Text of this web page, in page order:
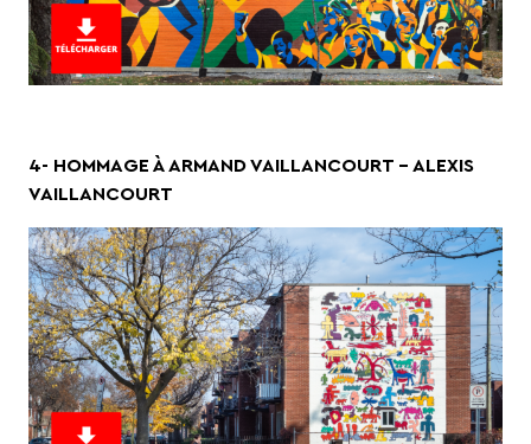
4- HOMMAGE À ARMAND VAILLANCOURT – ALEXIS
VAILLANCOURT